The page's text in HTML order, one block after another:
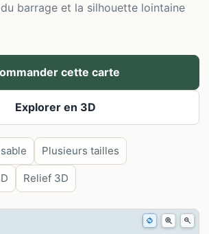
du barrage et la silhouette lointaine
cette carte
Explorer en 3D
Plusieurs tailles
Relief 3D